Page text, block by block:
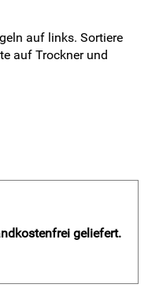
auf links. Sortiere
auf Trockner und
geliefert.